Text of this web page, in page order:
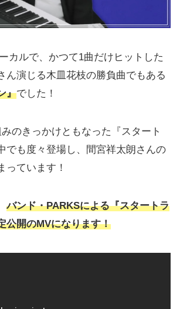
カルで、かつて1曲だけヒットした
ん演じる木皿花枝の勝負曲でもある
』でした！
のきっかけともなった『スタート
でも度々登場し、間宮祥太朗さんの
っています！
バンド・PARKSによる『スタートラ
公開のMVになります！